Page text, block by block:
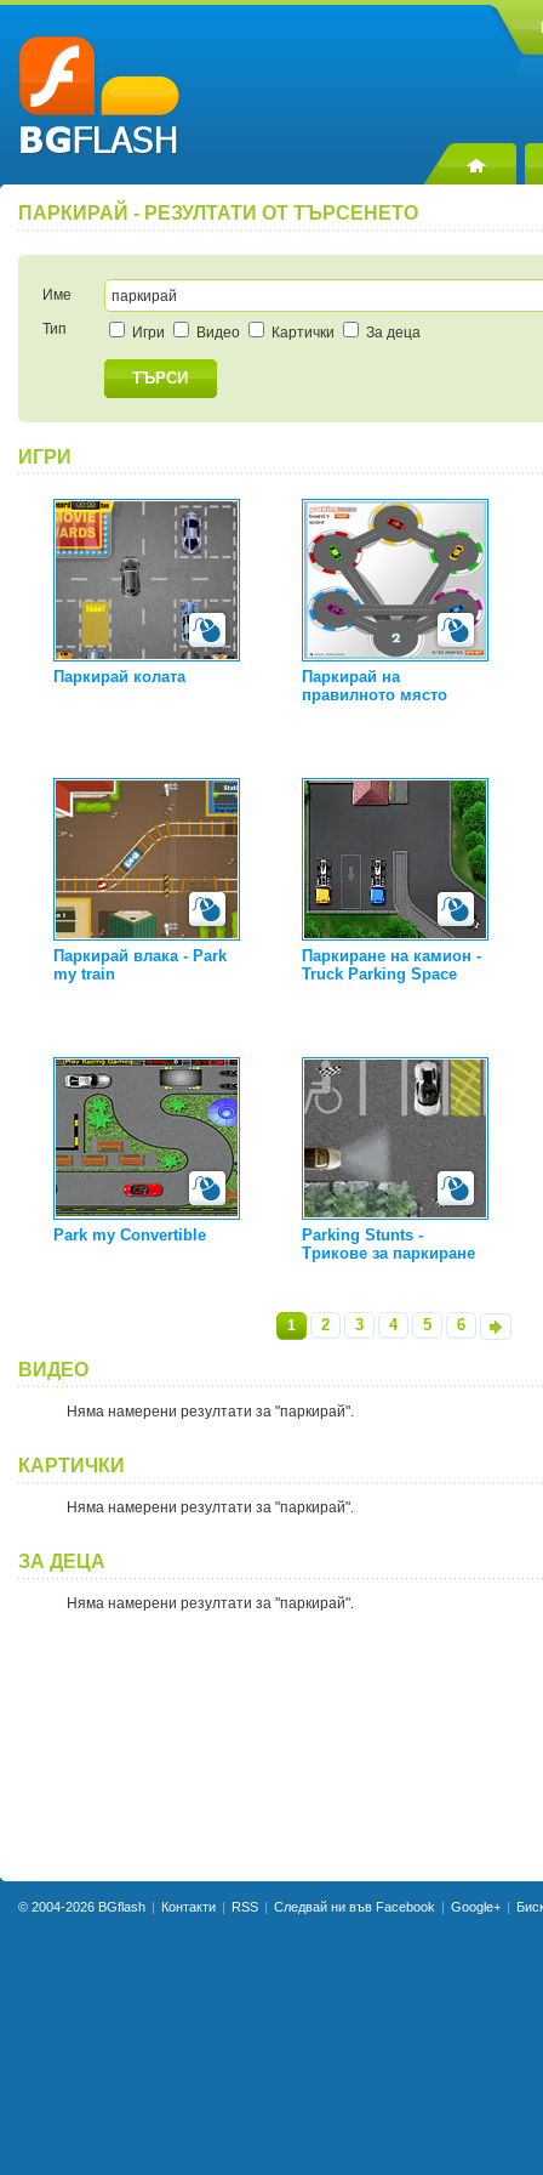
ПАРКИРАЙ - РЕЗУЛТАТИ ОТ ТЪРСЕНЕТО
Име
Тип
Игри Видео Картички За деца
ТЪРСИ
ИГРИ
Паркирай колата
Паркирай на
правилното място
Паркирай влака - Park
my train
Паркиране на камион -
Truck Parking Space
Park my Convertible
Parking Stunts -
Трикове за паркиране
1 2 3 4 5 6»
ВИДЕО
Няма намерени резултати за "паркирай".
КАРТИЧКИ
Няма намерени резултати за "паркирай".
ЗА ДЕЦА
Няма намерени резултати за "паркирай".
© 2004-2026 BGflash Контакти RSS Следвай ни във Facebook Google+